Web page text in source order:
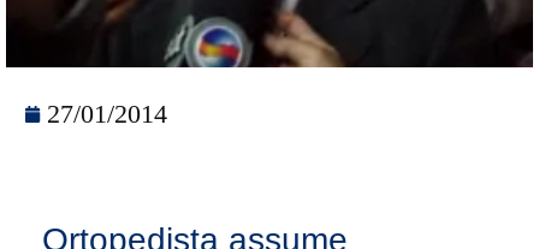
27/01/2014
Ortopedista assume